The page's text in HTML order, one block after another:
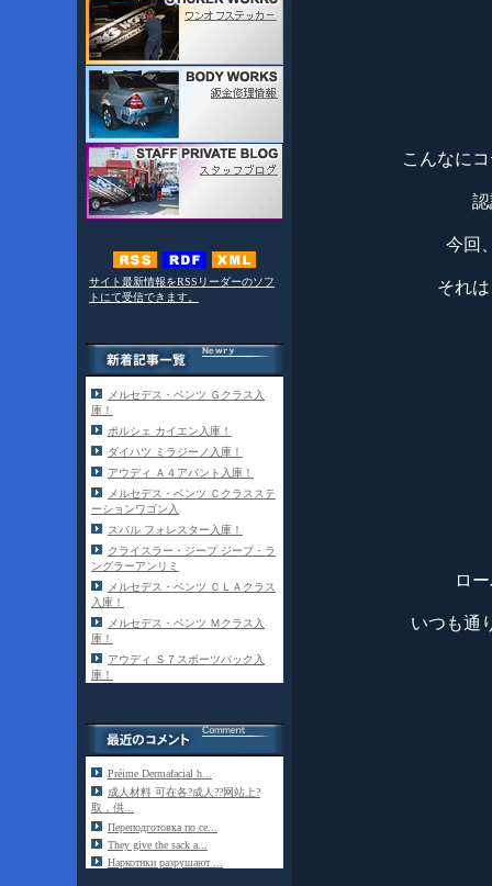
サイト最新情報をRSSリーダーのソフ
トにて受信できます。
メルセデス・ベンツ Ｇクラス入
庫！
ポルシェ カイエン入庫！
ダイハツ ミラジーノ入庫！
アウディ Ａ４アバント入庫！
メルセデス・ベンツ Ｃクラスステ
ーションワゴン入
スバル フォレスター入庫！
クライスラー・ジープ ジープ・ラ
ングラーアンリミ
メルセデス・ベンツ ＣＬＡクラス
入庫！
メルセデス・ベンツ Ｍクラス入
庫！
アウディ Ｓ７スポーツバック入
庫！
Préime Dermafacial h...
成人材料 可在各?成人??网站上?
取，供...
Переподготовка по се...
They give the sack a...
Наркотики разрушают ...
こんなに
今回
それ
ロ
いつも通